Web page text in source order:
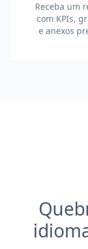
Receba um
com KPIs,
e anexos